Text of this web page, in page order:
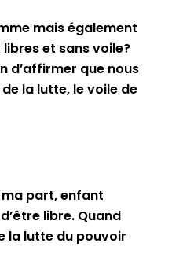
mais également
et sans voile?
d’affirmer que nous
la lutte, le voile de
part, enfant
libre. Quand
la lutte du pouvoir